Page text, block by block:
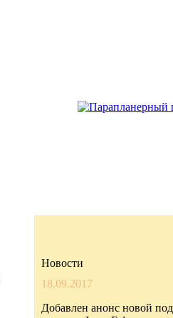
Новости
18.09.2017
Добавлен анонс новой